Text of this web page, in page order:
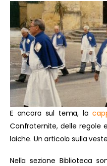
E ancora sul tema, la
Confraternite, delle regole
laiche. Un articolo sulla
Nella sezione Biblioteca